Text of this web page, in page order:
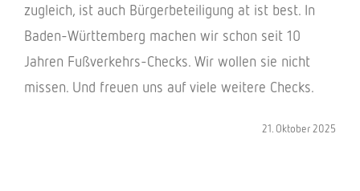
zugleich, ist auch Bürgerbeteiligung at ist best. In
Baden-Württemberg machen wir schon seit 10
Jahren Fußverkehrs-Checks. Wir wollen sie nicht
missen. Und freuen uns auf viele weitere Checks.
21. Oktober 2025